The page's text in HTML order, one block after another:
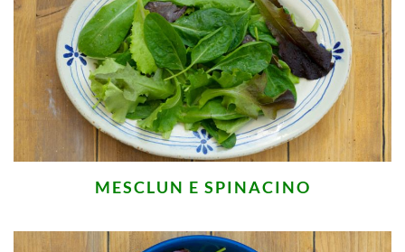
MESCLUN E SPINACINO